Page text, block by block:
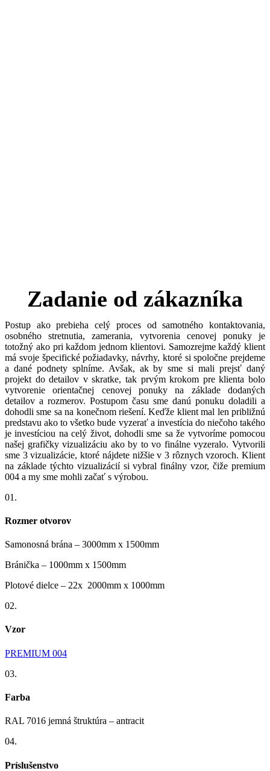
Zadanie od zákazníka
Postup ako prebieha celý proces od samotného kontaktovania,
osobného stretnutia, zamerania, vytvorenia cenovej ponuky je
totožný ako pri každom jednom klientovi. Samozrejme každý klient
má svoje špecifické požiadavky, návrhy, ktoré si spoločne prejdeme
a dané podnety splníme. Avšak, ak by sme si mali prejsť daný
projekt do detailov v skratke, tak prvým krokom pre klienta bolo
vytvorenie orientačnej cenovej ponuky na základe dodaných
detailov a rozmerov. Postupom času sme danú ponuku doladili a
dohodli sme sa na konečnom riešení. Keďže klient mal len približnú
predstavu ako to všetko bude vyzerať a investícia do niečoho takého
je investíciou na celý život, dohodli sme sa že vytvoríme pomocou
našej grafičky vizualizáciu ako by to vo finálne vyzeralo. Vytvorili
sme 3 vizualizácie, ktoré nájdete nižšie v 3 rôznych vzoroch. Klient
na základe týchto vizualizácií si vybral finálny vzor, čiže premium
004 a my sme mohli začať s výrobou.
01.
Rozmer otvorov
Samonosná brána – 3000mm x 1500mm
Bránička – 1000mm x 1500mm
Plotové dielce – 22x 2000mm x 1000mm
02.
Vzor
PREMIUM 004
03.
Farba
RAL 7016 jemná štruktúra – antracit
04.
Príslušenstvo